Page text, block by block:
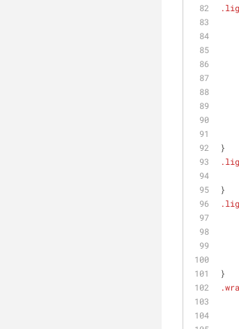
}
}
}